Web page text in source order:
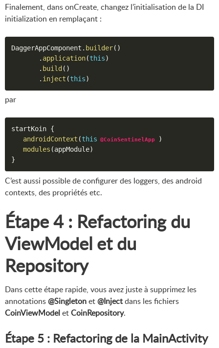
Finalement, dans onCreate, changez l’initialisation de la DI
initialization en remplaçant :
DaggerAppComponent . builder( )
. application(this)
. build( )
. inject (this)
par
startKoin {
androidContext (this @CoinSentinelApp
)
modules (appModule)
}
C’est aussi possible de configurer des loggers, des android
contexts, des propriétés etc.
Étape 4 : Refactoring du
ViewModel et du
Repository
Dans cette étape rapide, vous avez juste à supprimez les
annotations@Singletonet@Injectdans les fichiers
CoinViewModeletCoinRepository.
Étape 5 : Refactoring de la MainActivity